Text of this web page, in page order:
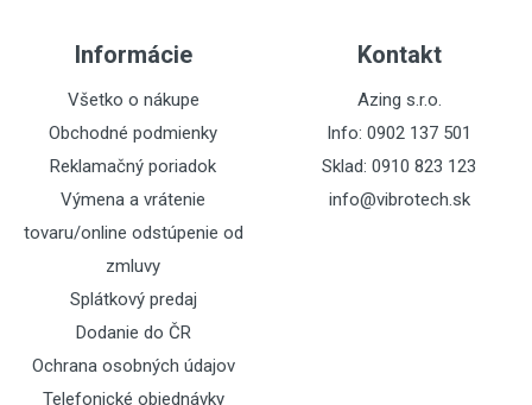
Informácie
Všetko o nákupe
Obchodné podmienky
Reklamačný poriadok
Výmena a vrátenie
tovaru/online odstúpenie od
zmluvy
Splátkový predaj
Dodanie do ČR
Ochrana osobných údajov
Telefonické objednávky
Kontakt
Azing s.r.o.
Info: 0902 137 501
Sklad: 0910 823 123
info@vibrotech.sk